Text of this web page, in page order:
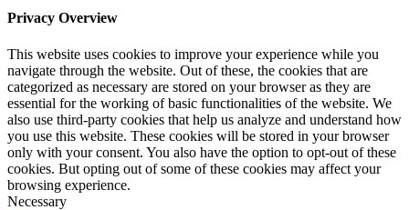
Privacy Overview
This website uses cookies to improve your experience while you
navigate through the website. Out of these, the cookies that are
categorized as necessary are stored on your browser as they are
essential for the working of basic functionalities of the website. We
also use third-party cookies that help us analyze and understand how
you use this website. These cookies will be stored in your browser
only with your consent. You also have the option to opt-out of these
cookies. But opting out of some of these cookies may affect your
browsing experience.
Necessary